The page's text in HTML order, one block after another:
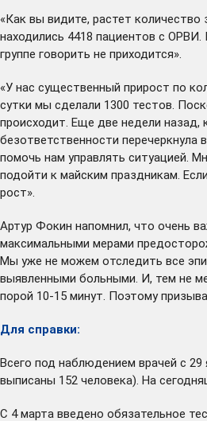
«Как вы видите, растет
находились 4418 пациентов с
группе говорить не приходится».
«У нас существенный прирост по
сутки мы сделали 1300 тестов.
происходит. Еще две недели назад,
безответственности
помочь нам управлять ситуацией.
подойти к майским праздникам.
рост».
Артур Фокин напомнил, что очень
максимальными мерами
Мы уже не можем отследить все
выявленными больными. И, тем не
порой 10-15 минут. Поэтому
Для справки:
Всего под наблюдением врачей с 29
выписаны 152 человека). На
С 4 марта введено обязательное